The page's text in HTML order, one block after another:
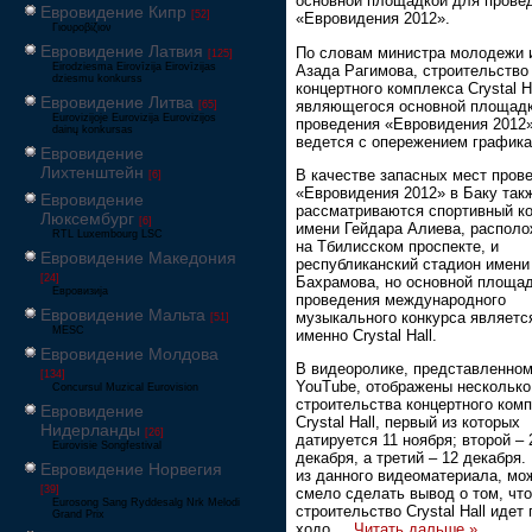
Евровидение Кипр [52]
Γιουροβίζιον
Евровидение Латвия [125]
Eirodziesma Eirovīzija Eirovīzijas
dziesmu konkurss
Евровидение Литва [65]
Eurovizijoje Eurovizija Eurovizijos
dainų konkursas
Евровидение
Лихтенштейн [6]
Евровидение
Люксембург [6]
RTL Luxembourg LSC
Евровидение Македония
[24]
Евровизија
Евровидение Мальта [51]
MESC
Евровидение Молдова
[134]
Concursul Muzical Eurovision
Евровидение
Нидерланды [26]
Eurovisie Songfestival
Евровидение Норвегия
[39]
Eurosong Sang Ryddesalg Nrk Melodi
Grand Prix
«Евровидения 2012».
По словам министра молодежи
Азада Рагимова, строительство
концертного комплекса Crystal
являющегося основной
проведения «Евровидения
ведется с опережением
В качестве запасных мест
«Евровидения 2012» в Баку
рассматриваются спортивный
имени Гейдара Алиева,
на Тбилисском проспекте, и
республиканский стадион
Бахрамова, но основной
проведения международного
музыкального конкурса
именно Crystal Hall.
В видеоролике,
YouTube, отображены
строительства концертного
Crystal Hall, первый из которых
датируется 11 ноября; второй –
декабря, а третий – 12
из данного видеоматериала,
смело сделать вывод о том, что
строительство Crystal Hall